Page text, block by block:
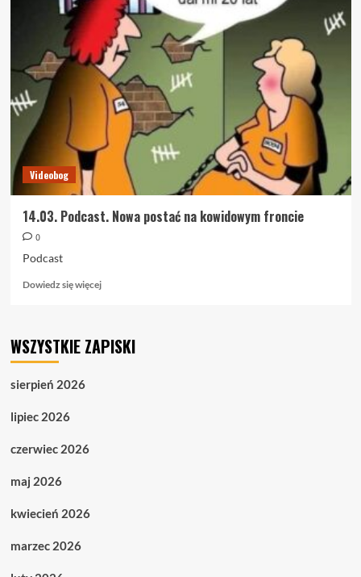
14.03.
Nowa
postać
na
kowidowym
froncie
Videobog
14.03. Podcast. Nowa postać na kowidowym froncie
0
Podcast
Dowiedz się więcejDowiedz
14.03.
WSZYSTKIE ZAPISKI
sierpień 2026
lipiec 2026
czerwiec 2026
maj 2026
kwiecień 2026
marzec 2026